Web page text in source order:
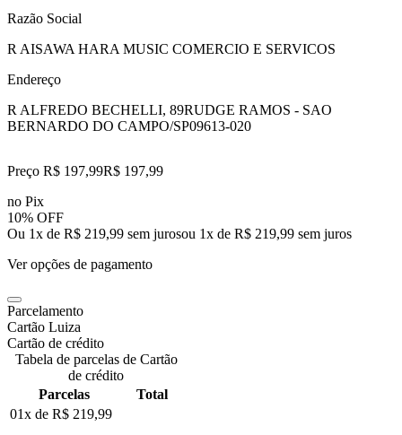
Razão Social
R AISAWA HARA MUSIC COMERCIO E SERVICOS
Endereço
R ALFREDO BECHELLI, 89RUDGE RAMOS - SAO
BERNARDO DO CAMPO/SP09613-020
Preço R$ 197,99R$ 197,99
no Pix
10% OFF
Ou 1x de R$ 219,99 sem jurosou 1x de R$ 219,99 sem juros
Ver opções de pagamento
Parcelamento
Cartão Luiza
Cartão de crédito
Tabela de parcelas de Cartão
de crédito
Parcelas
Total
01x de R$ 219,99